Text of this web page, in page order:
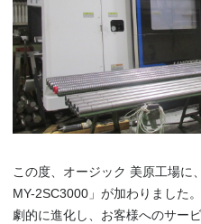
この度、オージック 美原工場に
MY-2SC3000」が加わりました
劇的に進化し、お客様へのサー